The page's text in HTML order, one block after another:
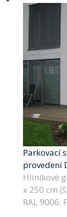
Parkovací
provedení
Hliníkové
x 250 cm
RAL 9006.